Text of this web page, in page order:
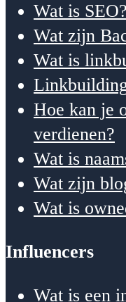
Wat is SEO?
Wat zijn
Wat is
Hoe kan je
verdienen?
Wat is
Wat zijn
Wat is
Influencers
Wat is een